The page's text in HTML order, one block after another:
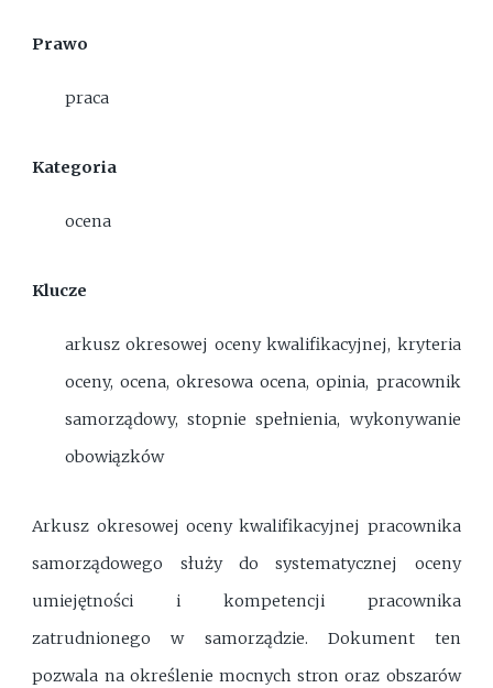
Prawo
praca
Kategoria
ocena
Klucze
arkusz okresowej oceny kwalifikacyjnej, kryteria
oceny, ocena, okresowa ocena, opinia, pracownik
samorządowy, stopnie spełnienia, wykonywanie
obowiązków
Arkusz okresowej oceny kwalifikacyjnej pracownika
samorządowego służy do systematycznej oceny
umiejętności i kompetencji pracownika
zatrudnionego w samorządzie. Dokument ten
pozwala na określenie mocnych stron oraz obszarów